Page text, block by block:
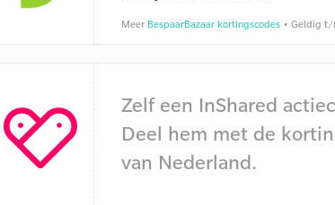
Meer BespaarBazaar kortingscodes• Geldig t/
Zelf een InShared
Deel hem met de
van Nederland.